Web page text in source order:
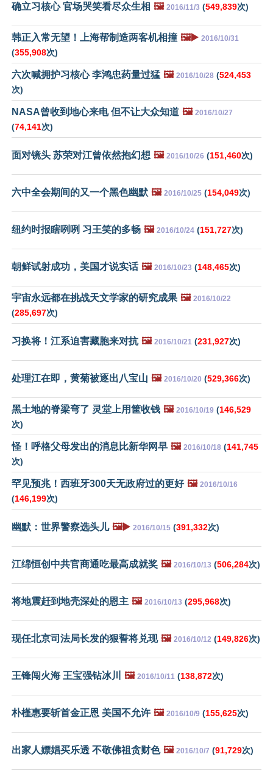
确立习核心 官场哭笑看尽众生相 🖼️ 2016/11/3 (549,839次)
韩正入常无望！上海帮制造两客机相撞 🖼️▶️ 2016/10/31
(355,908次)
六次喊拥护习核心 李鸿忠药量过猛 🖼️ 2016/10/28 (524,453
次)
NASA曾收到地心来电 但不让大众知道 🖼️ 2016/10/27
(74,141次)
面对镜头 苏荣对江曾依然抱幻想 🖼️ 2016/10/26 (151,460次)
六中全会期间的又一个黑色幽默 🖼️ 2016/10/25 (154,049次)
纽约时报瞎咧咧 习王笑的多畅 🖼️ 2016/10/24 (151,727次)
朝鲜试射成功，美国才说实话 🖼️ 2016/10/23 (148,465次)
宇宙永远都在挑战天文学家的研究成果 🖼️ 2016/10/22
(285,697次)
习换将！江系迫害藏胞来对抗 🖼️ 2016/10/21 (231,927次)
处理江在即，黄菊被逐出八宝山 🖼️ 2016/10/20 (529,366次)
黑土地的脊梁弯了 灵堂上用筐收钱 🖼️ 2016/10/19 (146,529
次)
怪！呼格父母发出的消息比新华网早 🖼️ 2016/10/18 (141,745
次)
罕见预兆！西班牙300天无政府过的更好 🖼️ 2016/10/16
(146,199次)
幽默：世界警察选头儿 🖼️▶️ 2016/10/15 (391,332次)
江绵恒创中共官商通吃最高成就奖 🖼️ 2016/10/13 (506,284次)
将地震赶到地壳深处的恩主 🖼️ 2016/10/13 (295,968次)
现任北京司法局长发的狠誓将兑现 🖼️ 2016/10/12 (149,826次)
王锋闯火海 王宝强钻冰川 🖼️ 2016/10/11 (138,872次)
朴槿惠要斩首金正恩 美国不允许 🖼️ 2016/10/9 (155,625次)
出家人嫖娼买乐透 不敬佛祖贪财色 🖼️ 2016/10/7 (91,729次)